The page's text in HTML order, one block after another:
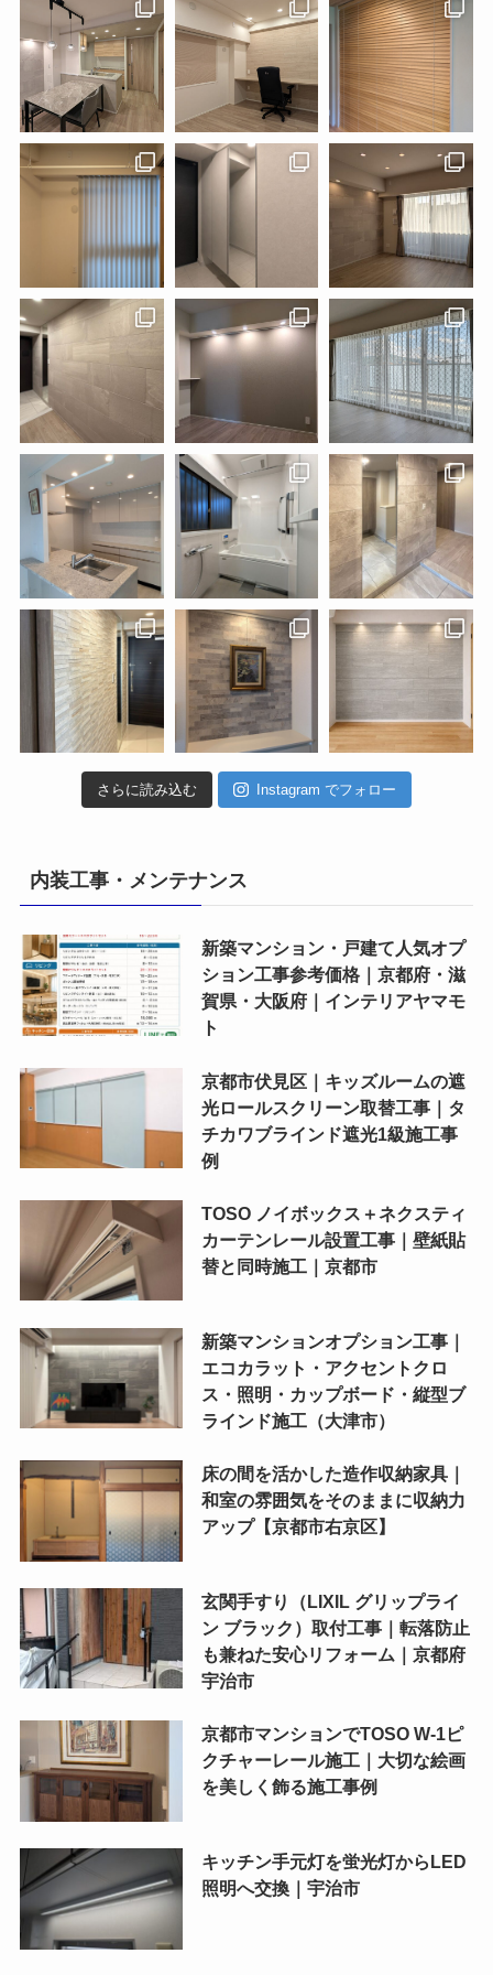
さらに読み込む Instagram でフォロー
内装工事・メンテナンス
新築マンション・戸建て人気オプ
ション工事参考価格｜京都府・滋
賀県・大阪府｜インテリアヤマモ
ト
京都市伏見区｜キッズルームの遮
光ロールスクリーン取替工事｜タ
チカワブラインド遮光1級施工事
例
TOSO ノイボックス＋ネクスティ
カーテンレール設置工事｜壁紙貼
替と同時施工｜京都市
新築マンションオプション工事｜
エコカラット・アクセントクロ
ス・照明・カップボード・縦型ブ
ラインド施工（大津市）
床の間を活かした造作収納家具｜
和室の雰囲気をそのままに収納力
アップ【京都市右京区】
玄関手すり（LIXIL グリップライ
ン ブラック）取付工事｜転落防止
も兼ねた安心リフォーム｜京都府
宇治市
京都市マンションでTOSO W-1ピ
クチャーレール施工｜大切な絵画
を美しく飾る施工事例
キッチン手元灯を蛍光灯からLED
照明へ交換｜宇治市